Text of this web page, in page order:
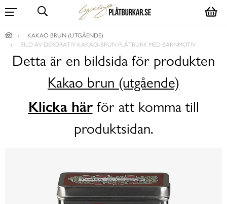
KAKAO BRUN (UTGÅENDE)
BILD AV DEKORATIV KAKAO-BRUN PLÅTBURK MED BARNMOTIV
Detta är en bildsida för produkten
Kakao brun (utgående)
Klicka härför att komma till
produktsidan.